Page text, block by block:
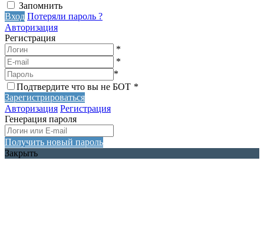
Запомнить
Вход Потеряли пароль ?
Авторизация
Регистрация
*
*
*
Подтвердите что вы не БОТ *
Зарегистрироваться
Авторизация Регистрация
Генерация пароля
Получить новый пароль
Закрыть